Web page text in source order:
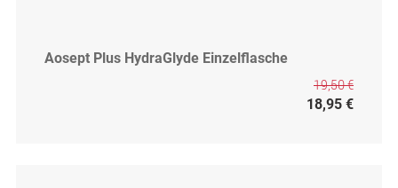
Aosept Plus HydraGlyde Einzelflasche
19,50 €
18,95 €